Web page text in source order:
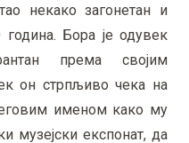
некако загонетан и
Бора је одувек
према својим
он стрпљиво чека на
именом како му
музејски експонат, да